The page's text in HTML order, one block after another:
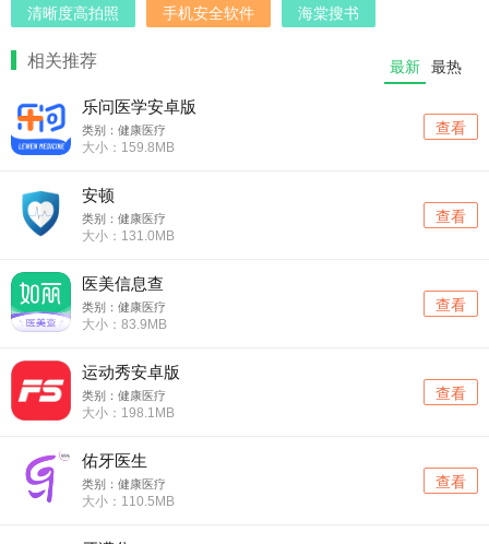
清晰度高拍照
手机安全软件 海棠搜书
相关推荐 最新 最热
乐问医学安卓版
类别：健康医疗
大小：159.8MB
查看
安顿
类别：健康医疗
大小：131.0MB
查看
医美信息查
类别：健康医疗
大小：83.9MB
查看
运动秀安卓版
类别：健康医疗
大小：198.1MB
查看
佑牙医生
类别：健康医疗
大小：110.5MB
查看